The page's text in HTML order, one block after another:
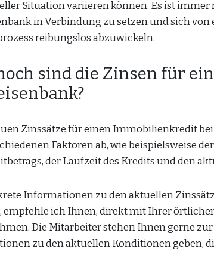
Situation variieren können. Es ist
in Verbindung zu setzen und sich
reibungslos abzuwickeln.
sind die Zinsen für
Zinssätze für einen Immobilienkredit
Faktoren ab, wie beispielsweise
der Laufzeit des Kredits und den
Informationen zu den aktuellen
empfehle ich Ihnen, direkt mit Ihrer
Die Mitarbeiter stehen Ihnen gerne
zu den aktuellen Konditionen geben,